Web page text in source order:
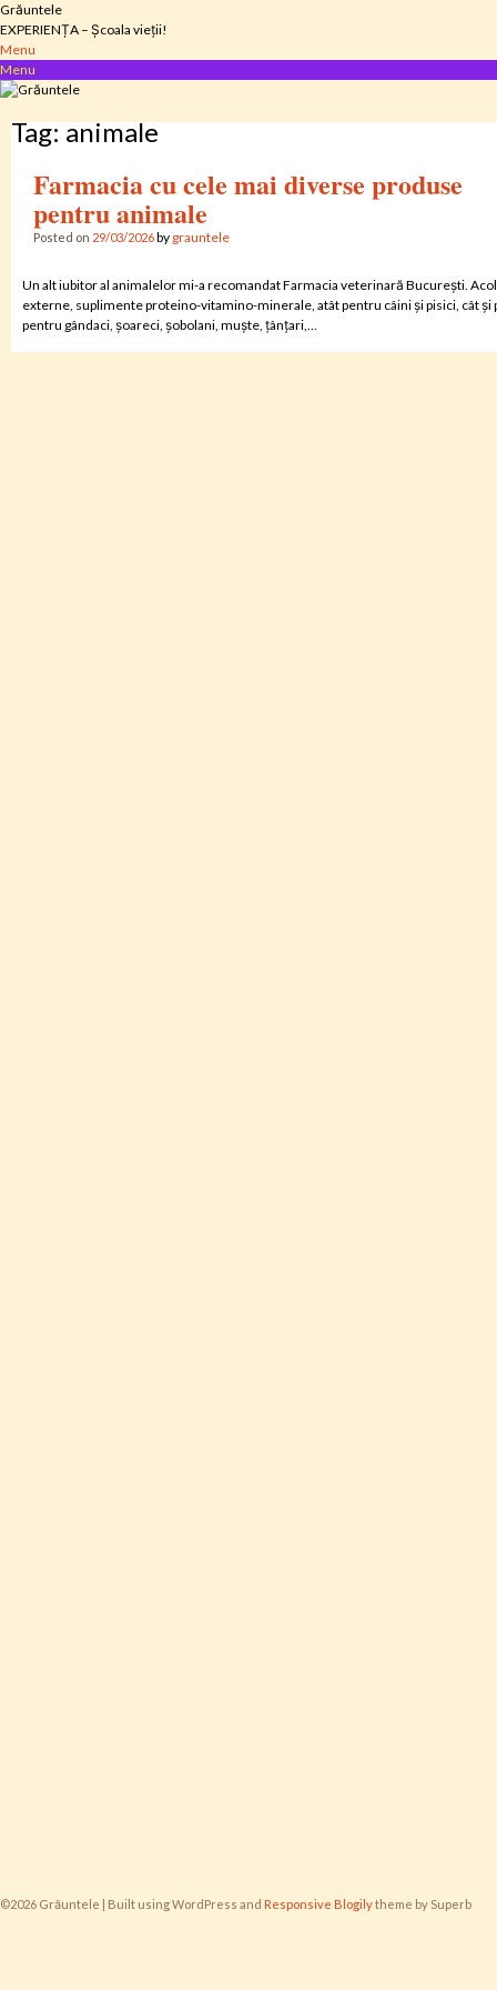
Skip
to
content
Grăuntele
EXPERIENȚA – Școala vieții!
Menu
Menu
Tag:animale
Farmacia cu cele mai diverse produse
pentru animale
Posted on 29/03/2026by grauntele
Un alt iubitor al animalelor mi-a recomandat Farmacia veterinară București.
externe, suplimente proteino-vitamino-minerale, atât pentru câini și pisici, cât
pentru gândaci, șoareci, șobolani, muște, țânțari,…
©2026 Grăuntele | Built using WordPress and Responsive Blogilytheme by Superb